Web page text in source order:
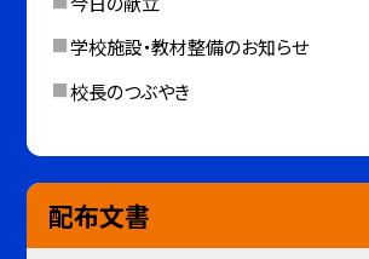
学校施設・教材整備のお知らせ
校長のつぶやき
配布文書